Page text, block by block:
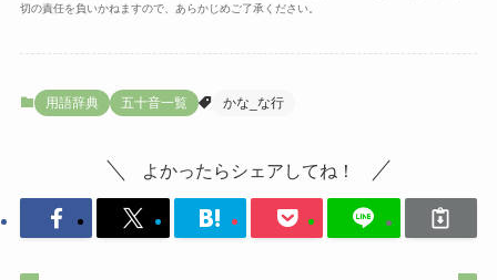
切の責任を負いかねますので、あらかじめご了承ください。
用語辞典 五十音一覧 かな_な行
よかったらシェアしてね！